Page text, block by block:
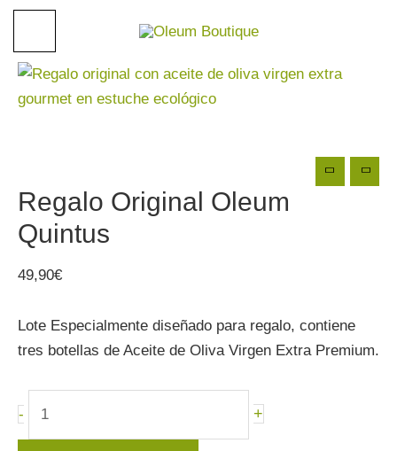
contenido
Regalo Original Oleum
Quintus
49,90€
Lote Especialmente diseñado para regalo, contiene
tres botellas de Aceite de Oliva Virgen Extra Premium.
- +